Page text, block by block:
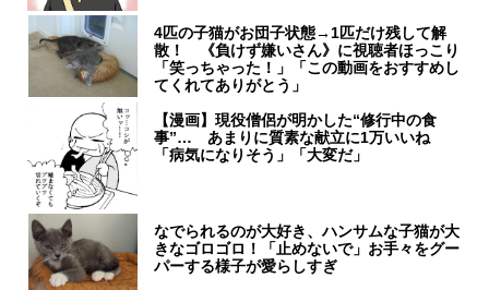
4匹の子猫がお団子状態→1匹だけ残して解
散！ 《負けず嫌いさん》に視聴者ほっこり
「笑っちゃった！」「この動画をおすすめし
てくれてありがとう」
【漫画】現役僧侶が明かした“修行中の食
事”… あまりに質素な献立に1万いいね
「病気になりそう」「大変だ」
なでられるのが大好き、ハンサムな子猫が大
きなゴロゴロ！「止めないで」お手々をグー
パーする様子が愛らしすぎ